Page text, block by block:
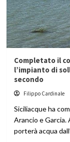
Completato il
l’impianto di
secondo
Filippo Cardinale
Siciliacque ha
Arancio e Garcia.
porterà acqua